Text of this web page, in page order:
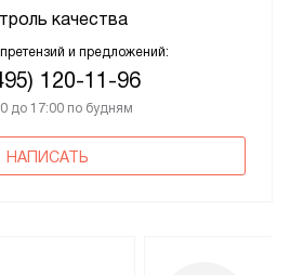
качества
и предложений:
120-11-96
до 17:00 по будням
НАПИСАТЬ